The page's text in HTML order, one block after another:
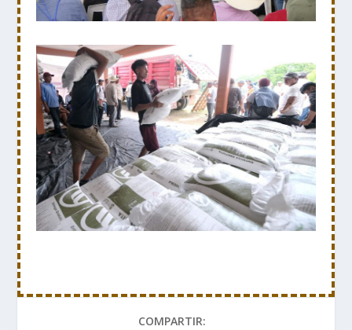
COMPARTIR: